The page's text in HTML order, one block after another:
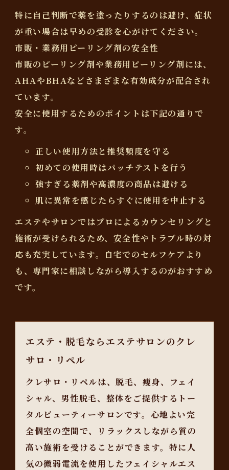
特に自己判断で薬を塗ったりするのは避け、症状
が重い場合は早めの受診を心がけてください。
市販・業務用ピーリング剤の安全性
市販のピーリング剤や業務用ピーリング剤には、
AHAやBHAなどさまざまな有効成分が配合され
ています。
安全に使用するためのポイントは下記の通りで
す。
正しい使用方法と推奨頻度を守る
初めての使用時はパッチテストを行う
強すぎる薬剤や高濃度の商品は避ける
肌に異常を感じたらすぐに使用を中止する
エステやサロンではプロによるカウンセリングと
施術が受けられるため、 安全性やトラブル時の対
応も充実しています。
自宅でのセルフケアより
も、専門家に相談しながら導入するのがおすすめ
です。
エステ・脱毛ならエステサロンのクレ
サロ・リペル
クレサロ・リペルは、脱毛、痩身、フェイ
シャル、男性脱毛、整体をご提供するトー
タルビューティーサロンです。心地よい完
全個室の空間で、リラックスしながら質の
高い施術を受けることができます。特に人
気の微弱電流を使用したフェイシャルエス